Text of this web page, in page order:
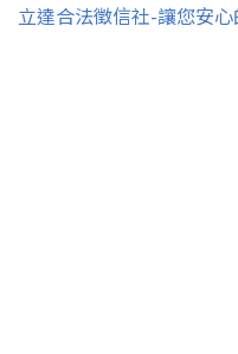
立達合法徵信社-讓您安